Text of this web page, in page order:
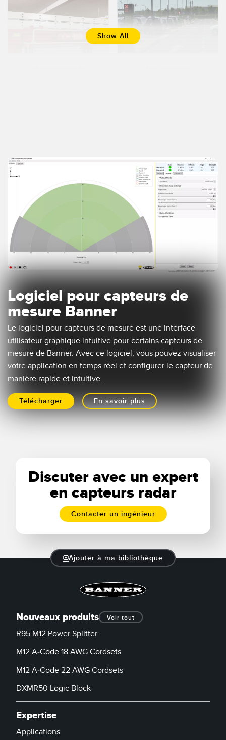
Learn More
Show All
Logiciel pour capteurs de
mesure Banner
Le logiciel pour capteurs de mesure est une interface
utilisateur graphique intuitive pour certains capteurs de
mesure de Banner. Avec ce logiciel, vous pouvez visualiser
votre application en temps réel et configurer le capteur de
manière rapide et intuitive.
Télécharger En savoir plus
Discuter avec un expert
en capteurs radar
Contacter un ingénieur
Ajouter à ma bibliothèque
Nouveaux produits Voir tout
R95 M12 Power Splitter
M12 A-Code 18 AWG Cordsets
M12 A-Code 22 AWG Cordsets
DXMR50 Logic Block
Expertise
Applications